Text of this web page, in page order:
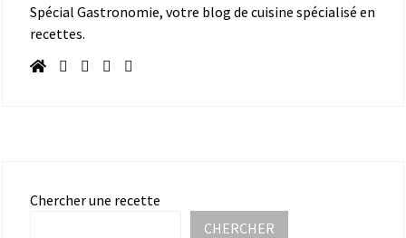
Spécial Gastronomie, votre blog de cuisine spécialisé en
recettes.
Chercher une recette
CHERCHER